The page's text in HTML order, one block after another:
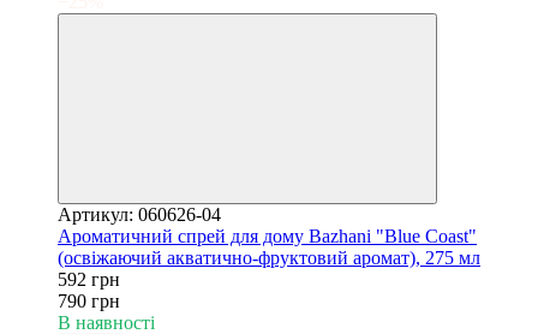
Артикул: 060626-04
Ароматичний спрей для дому Bazhani "Blue Coast"
(освіжаючий акватично-фруктовий аромат), 275 мл
592 грн
790 грн
В наявності